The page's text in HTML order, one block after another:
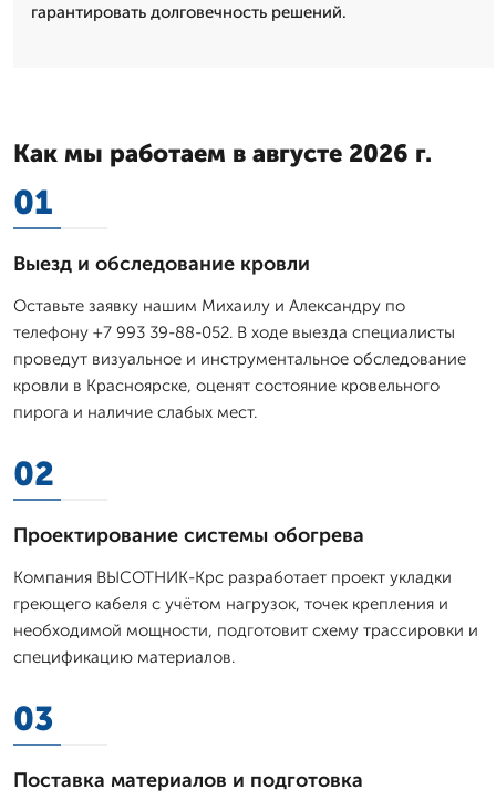
гарантировать долговечность решений.
Как мы работаем в августе 2026 г.
01
Выезд и обследование кровли
Оставьте заявку нашим Михаилу и Александру по
телефону +7 993 39-88-052. В ходе выезда специалисты
проведут визуальное и инструментальное обследование
кровли в Красноярске, оценят состояние кровельного
пирога и наличие слабых мест.
02
Проектирование системы обогрева
Компания ВЫСОТНИК-Крс разработает проект укладки
греющего кабеля с учётом нагрузок, точек крепления и
необходимой мощности, подготовит схему трассировки и
спецификацию материалов.
03
Поставка материалов и подготовка